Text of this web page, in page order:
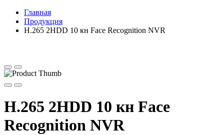
Главная
Продукция
H.265 2HDD 10 кн Face Recognition NVR
H.265 2HDD 10 кн Face
Recognition NVR